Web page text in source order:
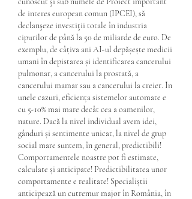
de interes european comun (IPCEI), să
declanşeze investiţii totale în industria
cipurilor de până la 50 de miliarde de euro. De
exemplu, de câțiva ani AI-ul depășește medicii
umani în depistarea și identificarea cancerului
pulmonar, a cancerului la prostată, a
cancerului mamar sau a cancerului la creier. În
unele cazuri, eficiența sistemelor automate e
cu 5-10% mai mare decât cea a oamenilor,
nature. Dacă la nivel individual avem idei,
gânduri și sentimente unicat, la nivel de grup
social mare suntem, în general, predictibili!
Comportamentele noastre pot fi estimate,
calculate și anticipate! Predictibilitatea unor
comportamente e realitate! Specialiștii
anticipează un cutremur major în România, în